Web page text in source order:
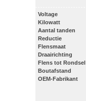
Voltage
Kilowatt
Aantal tanden
Reductie
Flensmaat
Draairichting
Flens tot Rondsel
Boutafstand
OEM-Fabrikant